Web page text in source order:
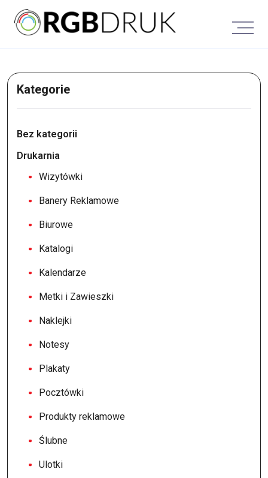
content
Kategorie
Bez kategorii
Drukarnia
Wizytówki
Banery Reklamowe
Biurowe
Katalogi
Kalendarze
Metki i Zawieszki
Naklejki
Notesy
Plakaty
Pocztówki
Produkty reklamowe
Ślubne
Ulotki